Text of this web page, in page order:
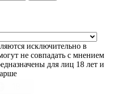
исключительно в
не совпадать с мнением
для лиц 18 лет и